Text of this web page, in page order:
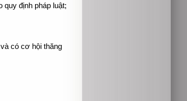
quy định pháp luật;
có cơ hội thăng